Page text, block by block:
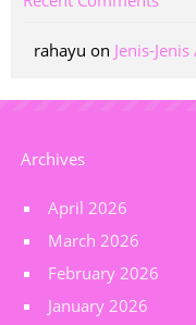
rahayu on Jenis-
Archives
April 2026
March 2026
February 2026
January 2026